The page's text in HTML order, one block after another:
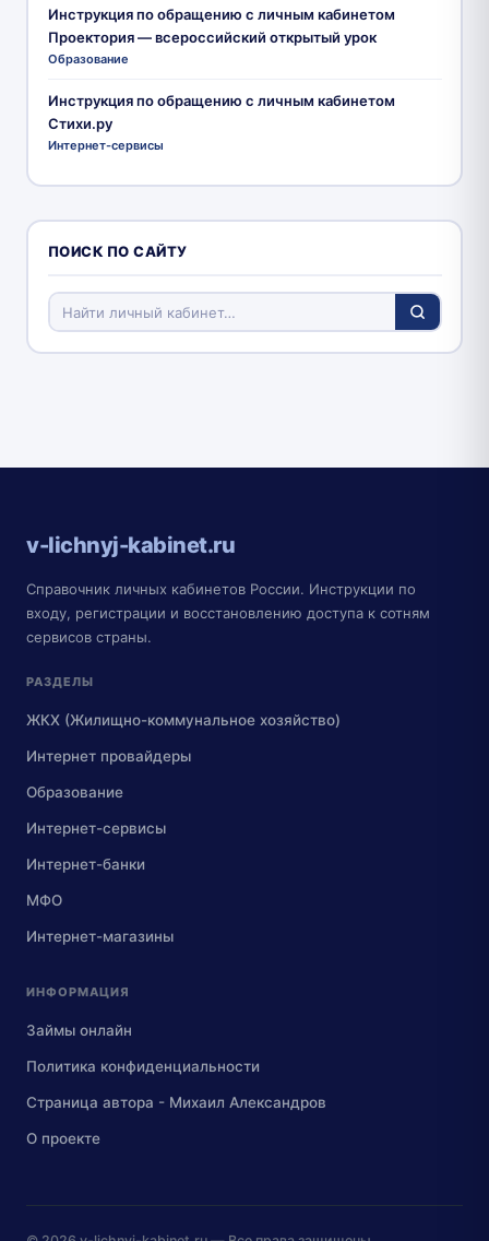
Инструкция по обращению с личным кабинетом
Проектория — всероссийский открытый урок
Образование
Инструкция по обращению с личным кабинетом
Стихи.ру
Интернет-сервисы
ПОИСК ПО САЙТУ
v-lichnyj-kabinet.ru
Справочник личных кабинетов России. Инструкции по
входу, регистрации и восстановлению доступа к сотням
сервисов страны.
РАЗДЕЛЫ
ЖКХ (Жилищно-коммунальное хозяйство)
Интернет провайдеры
Образование
Интернет-сервисы
Интернет-банки
МФО
Интернет-магазины
ИНФОРМАЦИЯ
Займы онлайн
Политика конфиденциальности
Страница автора - Михаил Александров
О проекте